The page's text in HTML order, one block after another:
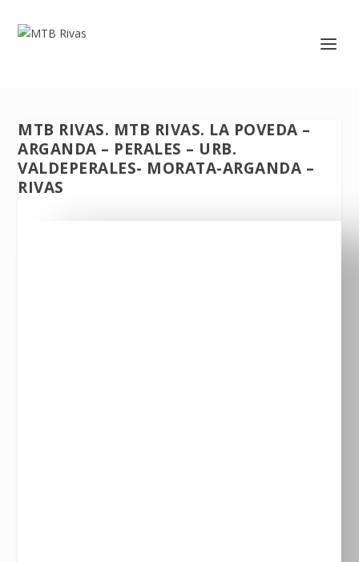
MTB RIVAS. MTB RIVAS. LA POVEDA –
ARGANDA – PERALES – URB.
VALDEPERALES- MORATA-ARGANDA –
RIVAS